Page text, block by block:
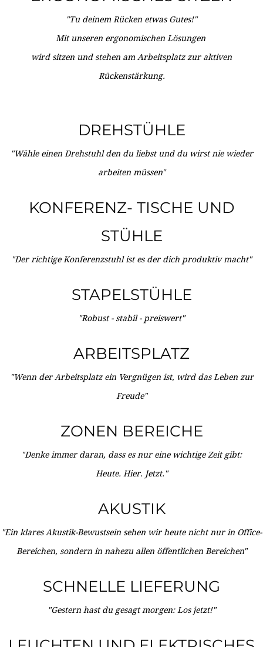
"Tu deinem Rücken etwas Gutes!"
Mit unseren ergonomischen Lösungen
wird sitzen und stehen am Arbeitsplatz zur aktiven
Rückenstärkung.
DREHSTÜHLE
"Wähle einen Drehstuhl den du liebst und du wirst nie wieder
arbeiten müssen"
KONFERENZ- TISCHE UND
STÜHLE
"Der richtige Konferenzstuhl ist es der dich produktiv macht"
STAPELSTÜHLE
"Robust - stabil - preiswert"
ARBEITSPLATZ
"Wenn der Arbeitsplatz ein Vergnügen ist, wird das Leben zur
Freude"
ZONEN BEREICHE
"Denke immer daran, dass es nur eine wichtige Zeit gibt:
Heute. Hier. Jetzt."
AKUSTIK
"Ein klares Akustik-Bewustsein sehen wir heute nicht nur in Office-
Bereichen, sondern in nahezu allen öffentlichen Bereichen"
SCHNELLE LIEFERUNG
"Gestern hast du gesagt morgen: Los jetzt!"